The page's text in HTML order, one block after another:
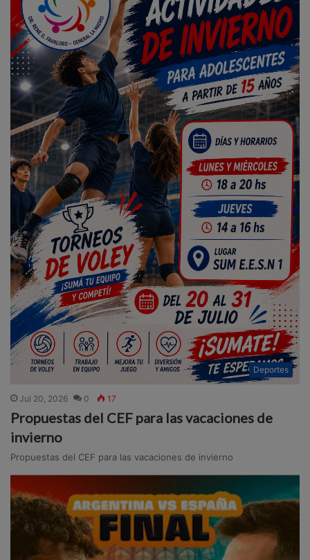
Deportes
Jul 20, 2026 0 17
Propuestas del CEF para las vacaciones de
invierno
Propuestas del CEF para las vacaciones de invierno